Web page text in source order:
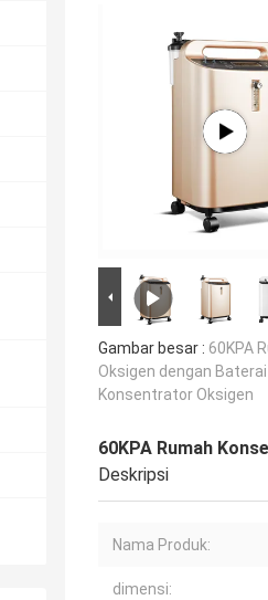
Gambar besar : 60KPA
Oksigen dengan
Konsentrator Oksigen
60KPA Rumah
Deskripsi
Nama Produk:
dimensi: